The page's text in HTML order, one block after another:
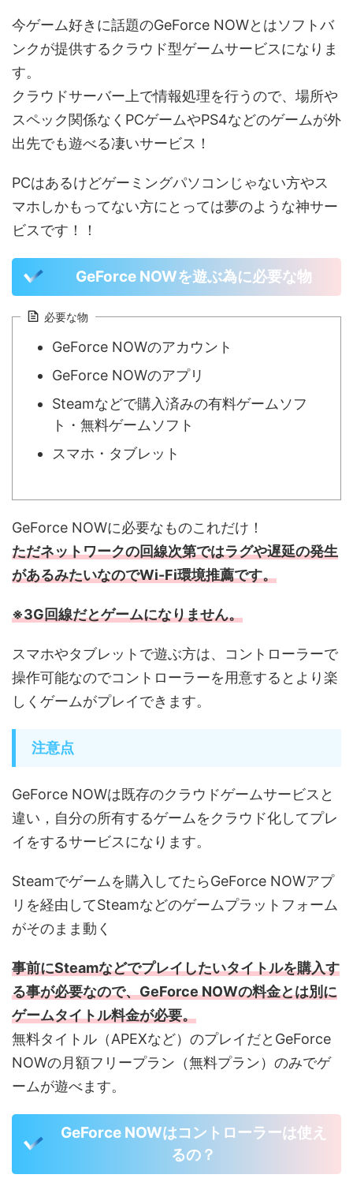
今ゲーム好きに話題のGeForce NOWとはソフトバ
ンクが提供するクラウド型ゲームサービスになりま
す。
クラウドサーバー上で情報処理を行うので、場所や
スペック関係なくPCゲームやPS4などのゲームが外
出先でも遊べる凄いサービス！
PCはあるけどゲーミングパソコンじゃない方やス
マホしかもってない方にとっては夢のような神サー
ビスです！！
GeForce NOWを遊ぶ為に必要な物
必要な物
GeForce NOWのアカウント
GeForce NOWのアプリ
Steamなどで購入済みの有料ゲームソフ
ト・無料ゲームソフト
スマホ・タブレット
GeForce NOWに必要なものこれだけ！
ただネットワークの回線次第ではラグや遅延の発生
があるみたいなのでWi-Fi環境推薦です。
※3G回線だとゲームになりません。
スマホやタブレットで遊ぶ方は、コントローラーで
操作可能なのでコントローラーを用意するとより楽
しくゲームがプレイできます。
注意点
GeForce NOWは既存のクラウドゲームサービスと
違い，自分の所有するゲームをクラウド化してプレ
イをするサービスになります。
Steamでゲームを購入してたらGeForce NOWアプ
リを経由してSteamなどのゲームプラットフォーム
がそのまま動く
事前にSteamなどでプレイしたいタイトルを購入す
る事が必要なので、GeForce NOWの料金とは別に
ゲームタイトル料金が必要。
無料タイトル（APEXなど）のプレイだとGeForce
NOWの月額フリープラン（無料プラン）のみでゲ
ームが遊べます。
GeForce NOWはコントローラーは使え
るの？